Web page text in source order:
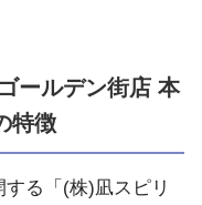
ールデン街店 本
特徴
る「(株)凪スピリ